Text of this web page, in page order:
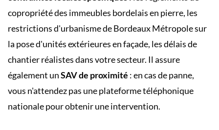
copropriété des immeubles bordelais en pierre, les
restrictions d'urbanisme de Bordeaux Métropole sur
la pose d'unités extérieures en façade, les délais de
chantier réalistes dans votre secteur. Il assure
également unSAV de proximité : en cas de panne,
vous n'attendez pas une plateforme téléphonique
nationale pour obtenir une intervention.